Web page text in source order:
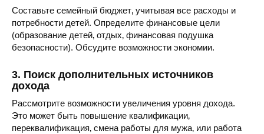
Составьте семейный бюджет‚ учитывая все расходы и
потребности детей. Определите финансовые цели
(образование детей‚ отдых‚ финансовая подушка
безопасности). Обсудите возможности экономии.
3. Поиск дополнительных источников
дохода
Рассмотрите возможности увеличения уровня дохода.
Это может быть повышение квалификации‚
переквалификация‚ смена работы для мужа‚ или работа